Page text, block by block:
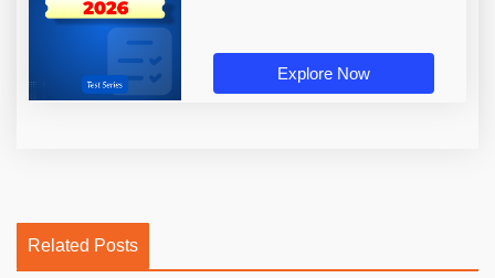
Explore Now
Related Posts